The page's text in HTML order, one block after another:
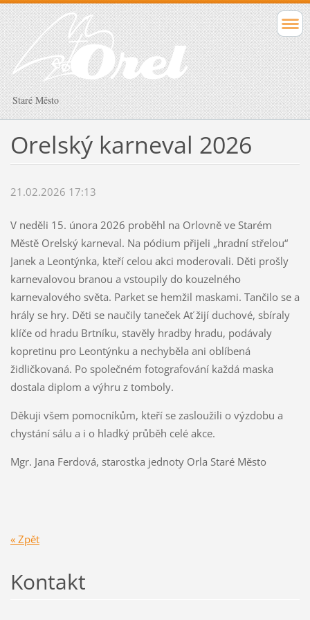
Staré Město
Orelský karneval 2026
21.02.2026 17:13
V neděli 15. února 2026 proběhl na Orlovně ve Starém
Městě Orelský karneval. Na pódium přijeli „hradní střelou“
Janek a Leontýnka, kteří celou akci moderovali. Děti prošly
karnevalovou branou a vstoupily do kouzelného
karnevalového světa. Parket se hemžil maskami. Tančilo se a
hrály se hry. Děti se naučily taneček Ať žijí duchové, sbíraly
klíče od hradu Brtníku, stavěly hradby hradu, podávaly
kopretinu pro Leontýnku a nechyběla ani oblíbená
židličkovaná. Po společném fotografování každá maska
dostala diplom a výhru z tomboly.
Děkuji všem pomocníkům, kteří se zasloužili o výzdobu a
chystání sálu a i o hladký průběh celé akce.
Mgr. Jana Ferdová, starostka jednoty Orla Staré Město
« Zpět
Kontakt